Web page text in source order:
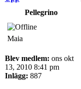
Pellegrino
Maia
Blev medlem: ons okt
13, 2010 8:41 pm
Inlägg: 887